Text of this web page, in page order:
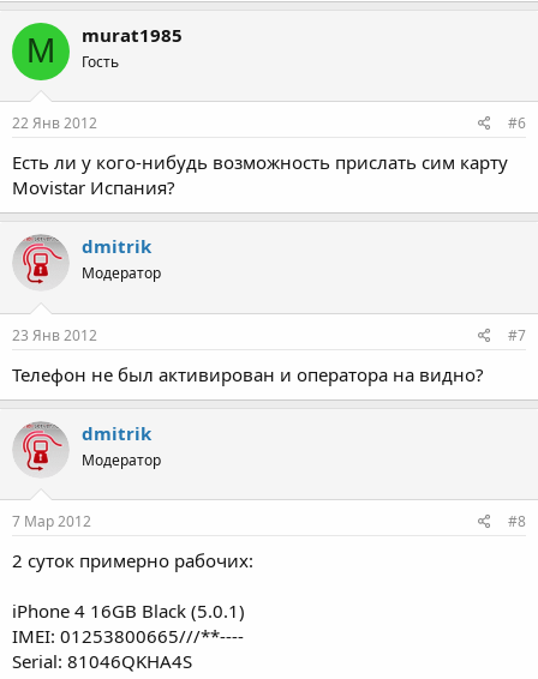
M murat1985
Гость
22 Янв 2012 #6
Есть ли у кого-нибудь возможность прислать сим карту
Movistar Испания?
dmitrik
Модератор
23 Янв 2012 #7
Телефон не был активирован и оператора на видно?
dmitrik
Модератор
7 Мар 2012 #8
2 суток примерно рабочих:
iPhone 4 16GB Black (5.0.1)
IMEI: 01253800665///**----
Serial: 81046QKHA4S